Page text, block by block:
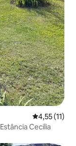
4,55 de uma
4,55 (11)
Serras de Córdoba, relaxamento total. Estância Cecilia